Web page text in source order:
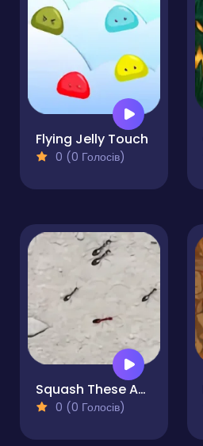
Flying Jelly Touch
0 (0 Голосів)
Squash These Ants 2
0 (0 Голосів)